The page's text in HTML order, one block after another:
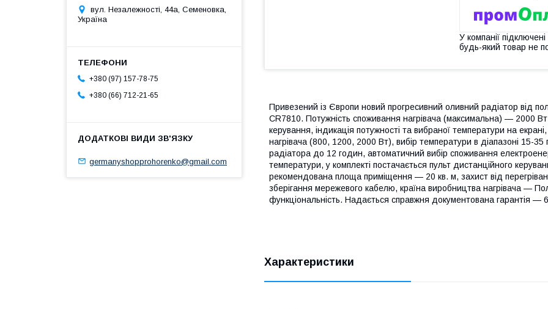
У компанії
будь-який товар не
Привезений із Європи новий прогресивний оливний радіатор від
CR7810. Потужність споживання нагрівача (максимальна) — 2000
керування, індикація потужності та вибраної температури на
нагрівача (800, 1200, 2000 Вт), вибір температури в діапазоні 15-
радіатора до 12 годин, автоматичний вибір споживання
температури, у комплекті постачається пульт дистанційного
рекомендована площа приміщення — 20 кв. м, захист від
зберігання мережевого кабелю, країна виробництва нагрівача —
функціональність. Надається справжня документована гарантія —
Характеристики
вул. Незалежності, 44а, Семеновка,
Україна
+380 (97) 157-78-75
+380 (66) 712-21-65
germanyshopprohorenko@gmail.com